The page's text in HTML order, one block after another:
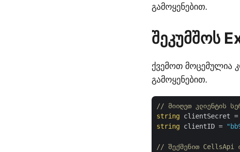
გამოყენებით.
შეკუმშოს
ქვემოთ მოცემულია
გამოყენებით.
// მიიღეთ კლიენტის
string clientSecret =
string clientID =
// შექმენით CellsApi